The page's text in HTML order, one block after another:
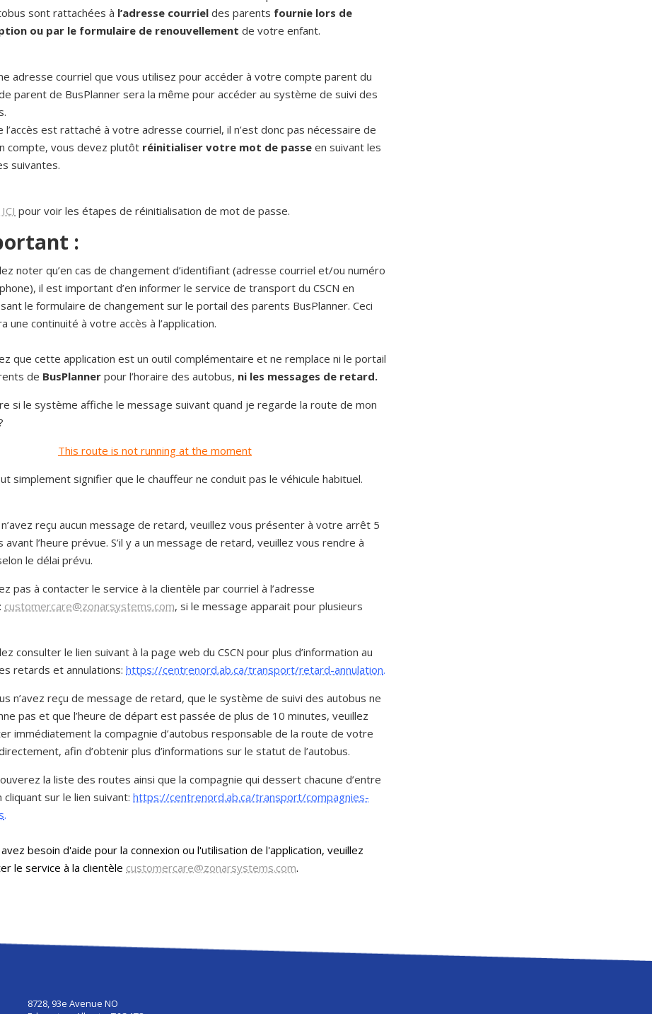
sont rattachées à l’adresse courriel des parents fournie lors de
ou par le formulaire de renouvellement de votre enfant.
adresse courriel que vous utilisez pour accéder à votre compte parent du
parent de BusPlanner sera la même pour accéder au système de suivi des
l’accès est rattaché à votre adresse courriel, il n’est donc pas nécessaire de
compte, vous devez plutôt réinitialiser votre mot de passe en suivant les
suivantes.
pour voir les étapes de réinitialisation de mot de passe.
:
noter qu’en cas de changement d’identifiant (adresse courriel et/ou numéro
il est important d’en informer le service de transport du CSCN en
le formulaire de changement sur le portail des parents BusPlanner. Ceci
une continuité à votre accès à l’application.
que cette application est un outil complémentaire et ne remplace ni le portail
de BusPlanner pour l’horaire des autobus, ni les messages de retard.
si le système affiche le message suivant quand je regarde la route de mon
This route is not running at the moment
simplement signifier que le chauffeur ne conduit pas le véhicule habituel.
n’avez reçu aucun message de retard, veuillez vous présenter à votre arrêt 5
avant l’heure prévue. S’il y a un message de retard, veuillez vous rendre à
le délai prévu.
pas à contacter le service à la clientèle par courriel à l’adresse
customercare@zonarsystems.com, si le message apparait pour plusieurs
consulter le lien suivant à la page web du CSCN pour plus d’information au
retards et annulations: https://centrenord.ab.ca/transport/retard-annulation.
n’avez reçu de message de retard, que le système de suivi des autobus ne
pas et que l’heure de départ est passée de plus de 10 minutes, veuillez
immédiatement la compagnie d’autobus responsable de la route de votre
afin d’obtenir plus d’informations sur le statut de l’autobus.
la liste des routes ainsi que la compagnie qui dessert chacune d’entre
cliquant sur le lien suivant: https://centrenord.ab.ca/transport/compagnies-
.
besoin d'aide pour la connexion ou l'utilisation de l'application, veuillez
le service à la clientèle customercare@zonarsystems.com.
8728, 93e Avenue NO